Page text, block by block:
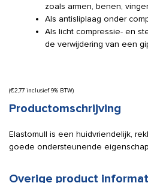
zoals armen, benen,
Als antisliplaag onder
Als licht compressie- en
de verwijdering van een
(€2,77 inclusief 9% BTW)
Productomschrijving
Elastomull is een huidvriendelijk,
goede ondersteunende
Overige product